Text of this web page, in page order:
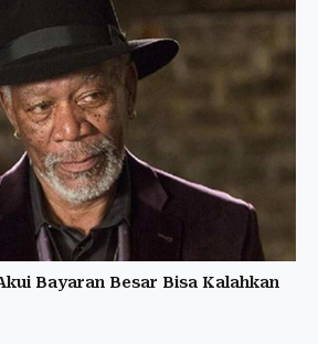
Bayaran Besar Bisa Kalahkan